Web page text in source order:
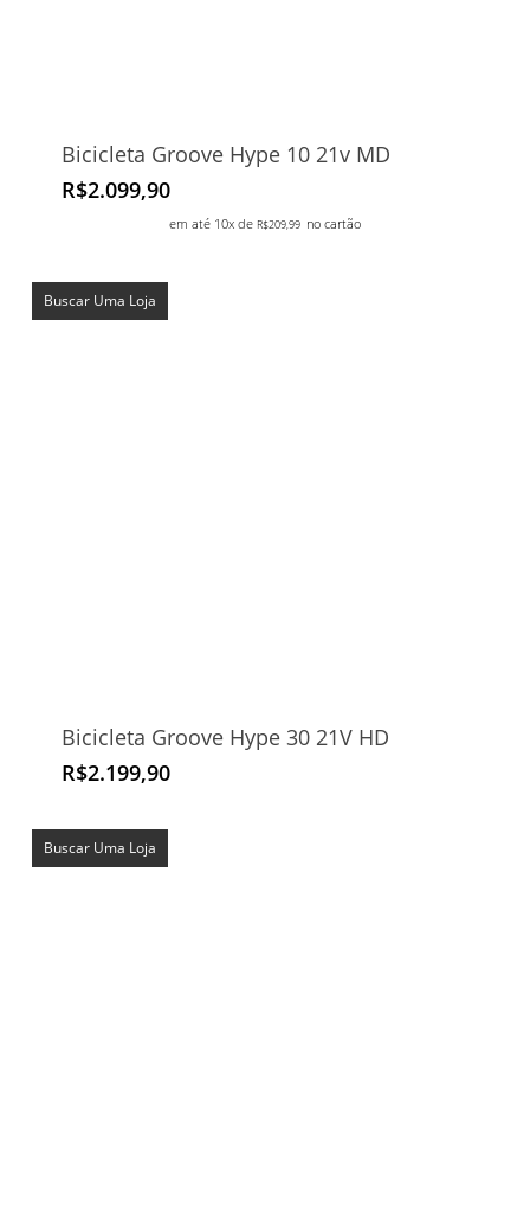
Bicicleta Groove Hype 10 21v MD
R$2.099,90
em até 10x de R$209,99 no cartão
Buscar Uma Loja
Bicicleta Groove Hype 30 21V HD
R$2.199,90
Buscar Uma Loja